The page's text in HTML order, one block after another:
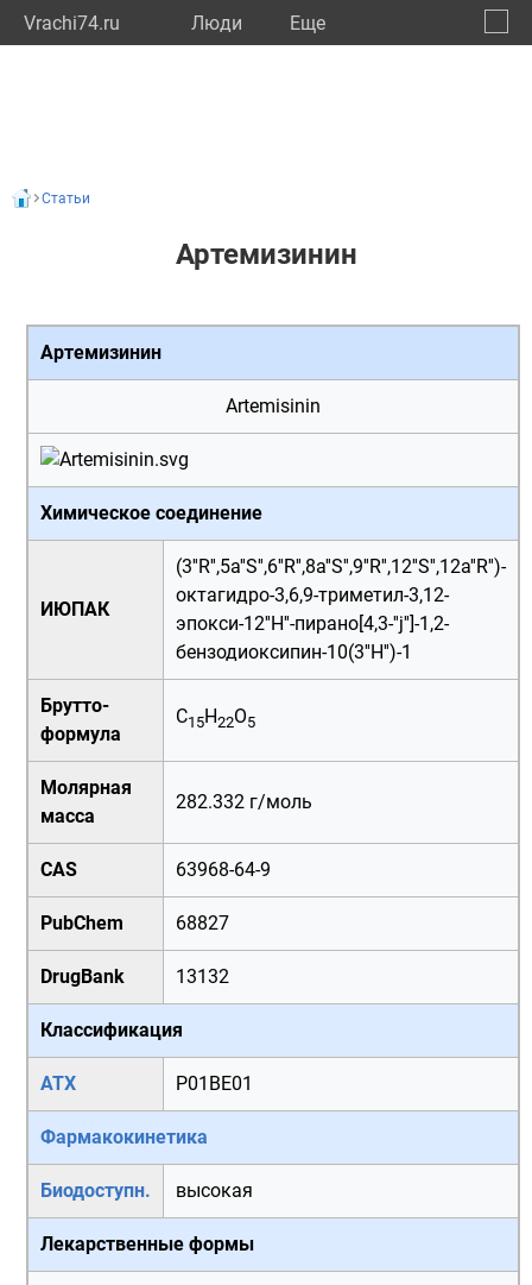
Vrachi74.ru Люди Eще
Статьи
Артемизинин
Артемизинин
Artemisinin
Химическое соединение
ИЮПАК
(3''R'',5a''S'',6''R'',8a''S'',9''R'',12''S'',12a''R'')-
октагидро-3,6,9-триметил-3,12-
эпокси-12''H''-пирано[4,3-''j'']-1,2-
бензодиоксипин-10(3''H'')-1
Брутто-
формула
C15H22O5
Молярная
масса
282.332 г/моль
CAS 63968-64-9
PubChem 68827
DrugBank 13132
Классификация
АТХ P01BE01
Фармакокинетика
Биодоступн. высокая
Лекарственные формы